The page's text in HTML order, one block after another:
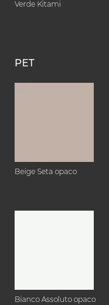
Verde Kitami
PET
Beige Seta opaco
Bianco Assoluto opaco